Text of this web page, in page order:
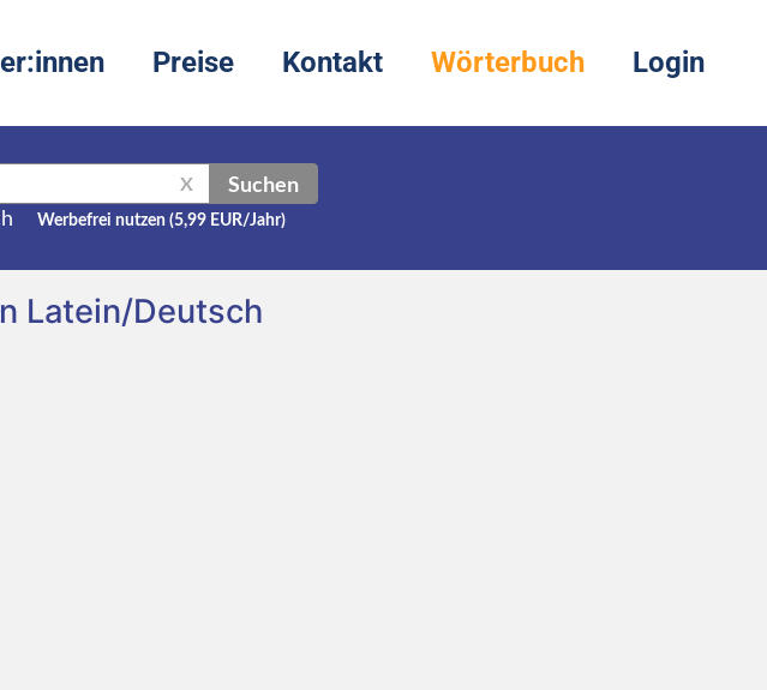
Preise Kontakt Wörterbuch Login
X Suchen
Werbefrei nutzen (5,99 EUR/Jahr)
Latein/Deutsch